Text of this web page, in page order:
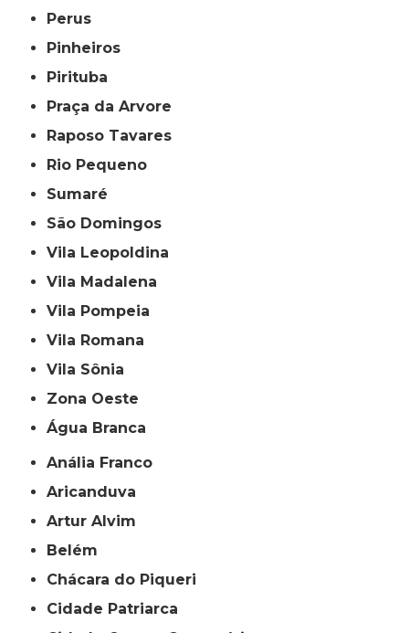
Perus
Pinheiros
Pirituba
Praça da Arvore
Raposo Tavares
Rio Pequeno
Sumaré
São Domingos
Vila Leopoldina
Vila Madalena
Vila Pompeia
Vila Romana
Vila Sônia
Zona Oeste
Água Branca
Anália Franco
Aricanduva
Artur Alvim
Belém
Chácara do Piqueri
Cidade Patriarca